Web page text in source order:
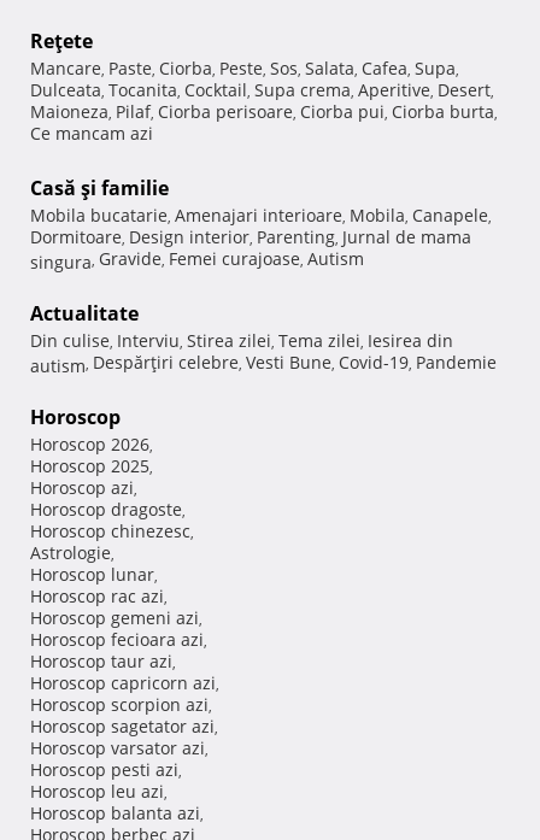
Reţete
Mancare, Paste, Ciorba, Peste, Sos, Salata, Cafea, Supa,
Dulceata, Tocanita, Cocktail, Supa crema, Aperitive, Desert,
Maioneza, Pilaf, Ciorba perisoare, Ciorba pui, Ciorba burta,
Ce mancam azi
Casă şi familie
Mobila bucatarie, Amenajari interioare, Mobila, Canapele,
Dormitoare, Design interior, Parenting, Jurnal de mama
singura, Gravide, Femei curajoase, Autism
Actualitate
Din culise, Interviu, Stirea zilei, Tema zilei, Iesirea din
autism, Despărţiri celebre, Vesti Bune, Covid-19, Pandemie
Horoscop
Horoscop 2026,
Horoscop 2025,
Horoscop azi,
Horoscop dragoste,
Horoscop chinezesc,
Astrologie,
Horoscop lunar,
Horoscop rac azi,
Horoscop gemeni azi,
Horoscop fecioara azi,
Horoscop taur azi,
Horoscop capricorn azi,
Horoscop scorpion azi,
Horoscop sagetator azi,
Horoscop varsator azi,
Horoscop pesti azi,
Horoscop leu azi,
Horoscop balanta azi,
Horoscop berbec azi